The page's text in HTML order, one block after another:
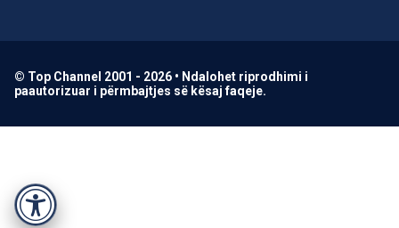
© Top Channel 2001 - 2026 • Ndalohet riprodhimi i
paautorizuar i përmbajtjes së kësaj faqeje.